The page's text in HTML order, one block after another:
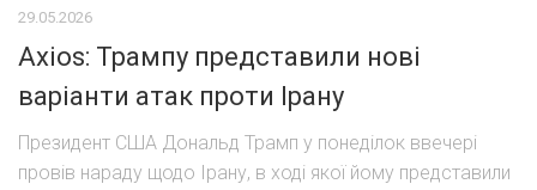
29.05.2026
Axios: Трампу представили нові
варіанти атак проти Ірану
Президент США Дональд Трамп у понеділок ввечері
провів нараду щодо Ірану, в ході якої йому представили